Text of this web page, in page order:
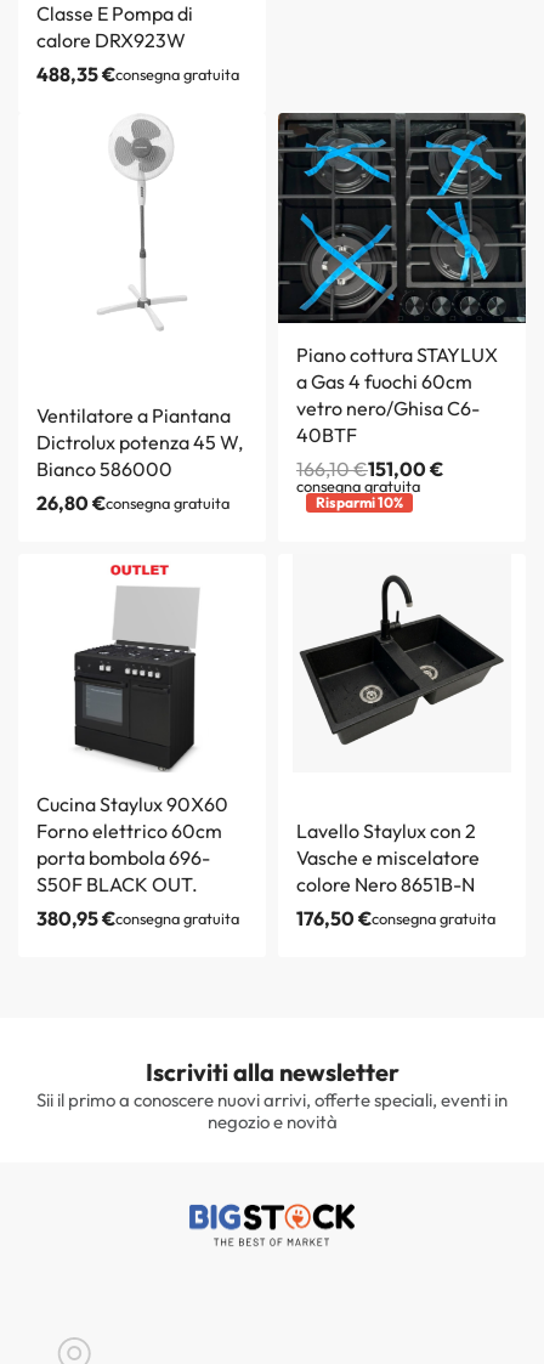
Classe E Pompa di
calore DRX923W
488,35€consegna gratuita
Ventilatore a Piantana
Dictrolux potenza 45 W,
Bianco 586000
26,80€consegna gratuita
Piano cottura STAYLUX
a Gas 4 fuochi 60cm
vetro nero/Ghisa C6-
40BTF
166,10€151,00€
consegna gratuita
Risparmi 10%
Cucina Staylux 90X60
Forno elettrico 60cm
porta bombola 696-
S50F BLACK OUT.
380,95€consegna gratuita
Lavello Staylux con 2
Vasche e miscelatore
colore Nero 8651B-N
176,50€consegna gratuita
Iscriviti alla newsletter
Sii il primo a conoscere nuovi arrivi, offerte speciali, eventi in
negozio e novità